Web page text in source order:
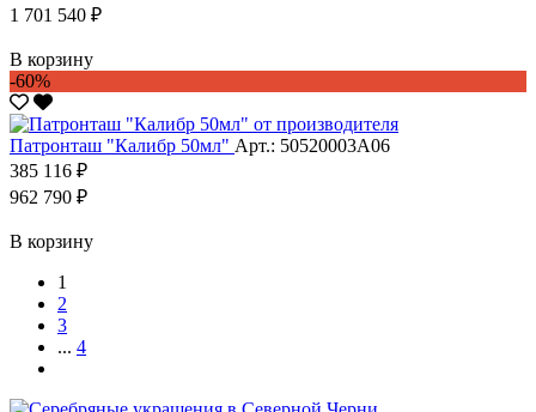
1 701 540 ₽
В корзину
-60%
Патронташ "Калибр 50мл" Арт.: 50520003А06
385 116 ₽
962 790 ₽
В корзину
1
2
3
... 4